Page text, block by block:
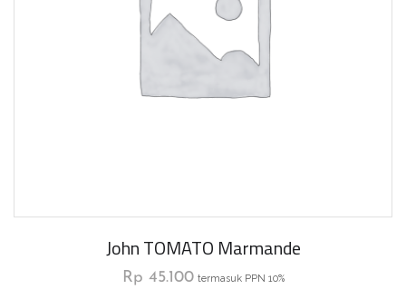
John TOMATO Marmande
Rp 45.100 termasuk PPN 10%